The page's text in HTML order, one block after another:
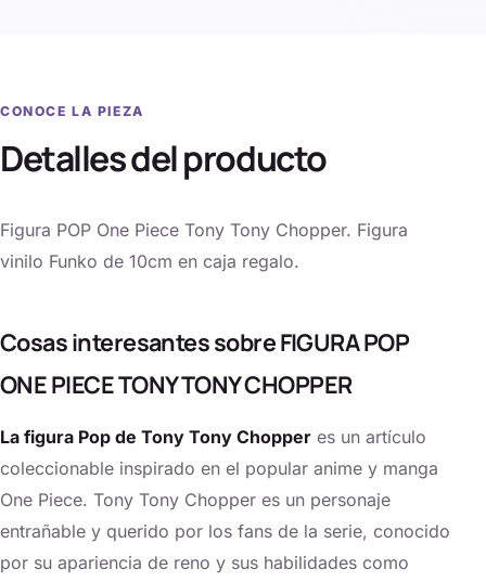
CONOCE LA PIEZA
Detalles del producto
Figura POP One Piece Tony Tony Chopper. Figura
vinilo Funko de 10cm en caja regalo.
Cosas interesantes sobre FIGURA POP
ONE PIECE TONY TONY CHOPPER
La figura Pop de Tony Tony Chopper es un artículo
coleccionable inspirado en el popular anime y manga
One Piece. Tony Tony Chopper es un personaje
entrañable y querido por los fans de la serie, conocido
por su apariencia de reno y sus habilidades como